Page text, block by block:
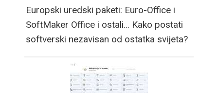
Europski uredski paketi: Euro-Office i
SoftMaker Office i ostali... Kako postati
softverski nezavisan od ostatka svijeta?